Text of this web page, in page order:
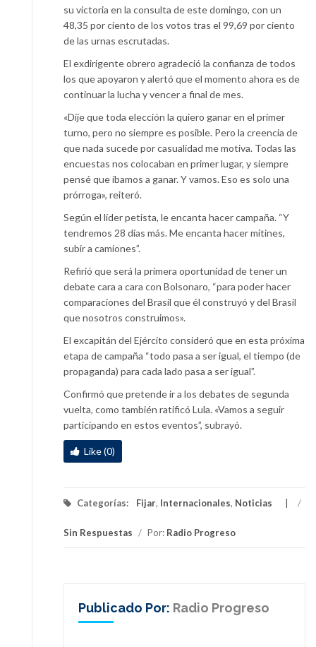
su victoria en la consulta de este domingo, con un
48,35 por ciento de los votos tras el 99,69 por ciento
de las urnas escrutadas.
El exdirigente obrero agradeció la confianza de todos
los que apoyaron y alertó que el momento ahora es de
continuar la lucha y vencer a final de mes.
«Dije que toda elección la quiero ganar en el primer
turno, pero no siempre es posible. Pero la creencia de
que nada sucede por casualidad me motiva. Todas las
encuestas nos colocaban en primer lugar, y siempre
pensé que íbamos a ganar. Y vamos. Eso es solo una
prórroga», reiteró.
Según el líder petista, le encanta hacer campaña. “Y
tendremos 28 días más. Me encanta hacer mítines,
subir a camiones”.
Refirió que será la primera oportunidad de tener un
debate cara a cara con Bolsonaro, “para poder hacer
comparaciones del Brasil que él construyó y del Brasil
que nosotros construimos».
El excapitán del Ejército consideró que en esta próxima
etapa de campaña “todo pasa a ser igual, el tiempo (de
propaganda) para cada lado pasa a ser igual”.
Confirmó que pretende ir a los debates de segunda
vuelta, como también ratificó Lula. «Vamos a seguir
participando en estos eventos”, subrayó.
Like (0)
Categorías: Fijar, Internacionales, Noticias /
Sin Respuestas / Por: Radio Progreso
Publicado Por: Radio Progreso